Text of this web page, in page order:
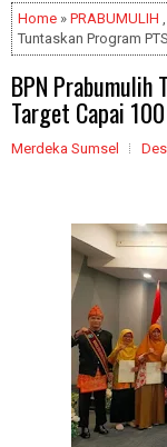
Home » PRABUMULIH ,
Tuntaskan Program
BPN Prabumulih
Target Capai
Merdeka Sumsel